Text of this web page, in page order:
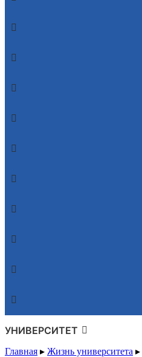
УНИВЕРСИТЕТ
Главная ▸ Жизнь университета ▸